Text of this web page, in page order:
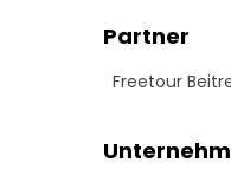
Partner
Freetour